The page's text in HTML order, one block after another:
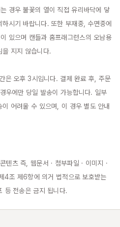
경우 불꽃의 열이 직접 유리바닥에 닿
시기 바랍니다. 또한 부재중, 수면중에
있으며 캔들과 홈프래그런스의 오남용
을 지지 않습니다.
은 오후 3시입니다. 결제 완료 후, 주문
우에만 당일 발송이 가능합니다. 일부
어려울 수 있으며, 이 경우 별도 안내
텐츠 즉, 웹문서 · 첨부파일 · 이미지 ·
4조 제6항에 의거 법적으로 보호받는
등 전송은 금지 됩니다.